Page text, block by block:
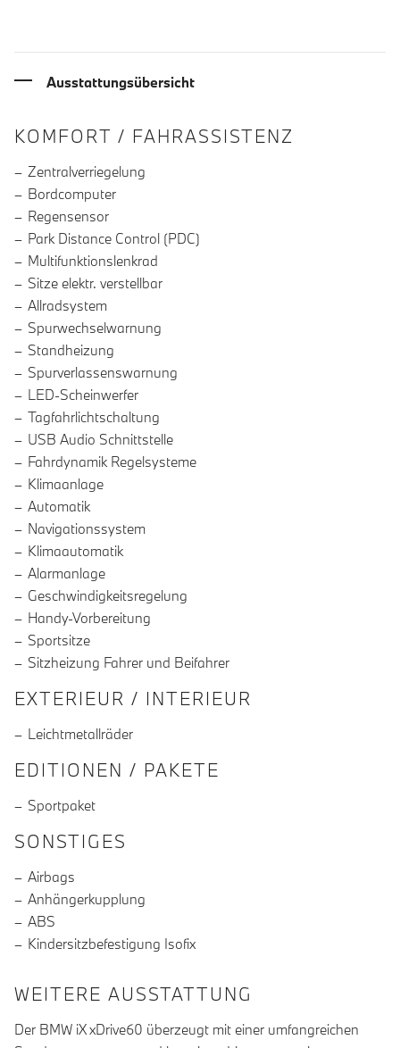
Ausstattungsübersicht
INFORMATIONEN ÜBER DIE
KOMFORT / FAHRASSISTENZ
Zentralverriegelung
Bordcomputer
Regensensor
Park Distance Control (PDC)
Multifunktionslenkrad
Sitze elektr. verstellbar
Allradsystem
Spurwechselwarnung
Standheizung
Spurverlassenswarnung
LED-Scheinwerfer
Tagfahrlichtschaltung
USB Audio Schnittstelle
Fahrdynamik Regelsysteme
Klimaanlage
Automatik
Navigationssystem
Klimaautomatik
Alarmanlage
Geschwindigkeitsregelung
Handy-Vorbereitung
Sportsitze
Sitzheizung Fahrer und Beifahrer
EXTERIEUR / INTERIEUR
Leichtmetallräder
EDITIONEN / PAKETE
Sportpaket
SONSTIGES
Airbags
Anhängerkupplung
ABS
Kindersitzbefestigung Isofix
WEITERE AUSSTATTUNG
Der BMW iX xDrive60 überzeugt mit einer umfangreichen